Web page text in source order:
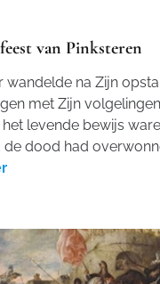
van Pinksteren
wandelde na Zijn
met Zijn
levende bewijs
de dood had